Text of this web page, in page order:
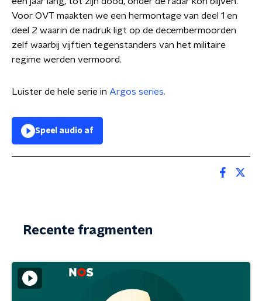
Voor OVT maakten we een hermontage van deel 1 en
deel 2 waarin de nadruk ligt op de decembermoorden
zelf waarbij vijftien tegenstanders van het militaire
regime werden vermoord.
Luister de hele serie in Argos series.
Speel audio af
Recente fragmenten